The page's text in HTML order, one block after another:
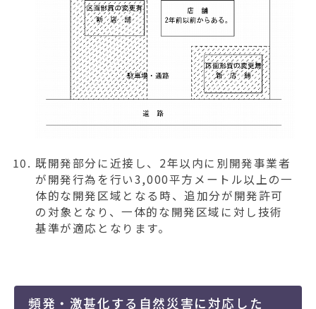
既開発部分に近接し、2年以内に別開発事業者
が開発行為を行い3,000平方メートル以上の一
体的な開発区域となる時、追加分が開発許可
の対象となり、一体的な開発区域に対し技術
基準が適応となります。
頻発・激甚化する自然災害に対応した